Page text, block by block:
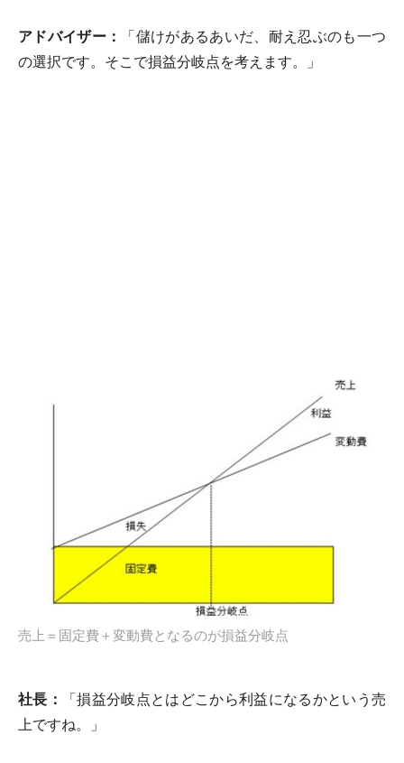
アドバイザー：
「儲けがあるあいだ、耐え忍ぶのも一つ
の選択です。そこで損益分岐点を考えます。」
売上＝固定費＋変動費となるのが損益分岐点
社長：
「損益分岐点とはどこから利益になるかという売
上ですね。」